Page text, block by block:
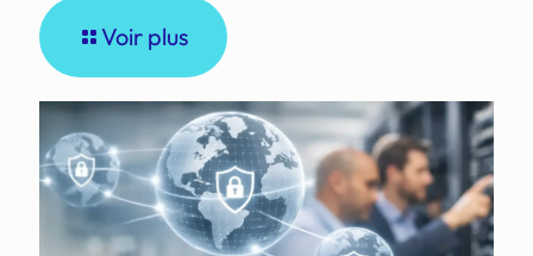
Voir plus